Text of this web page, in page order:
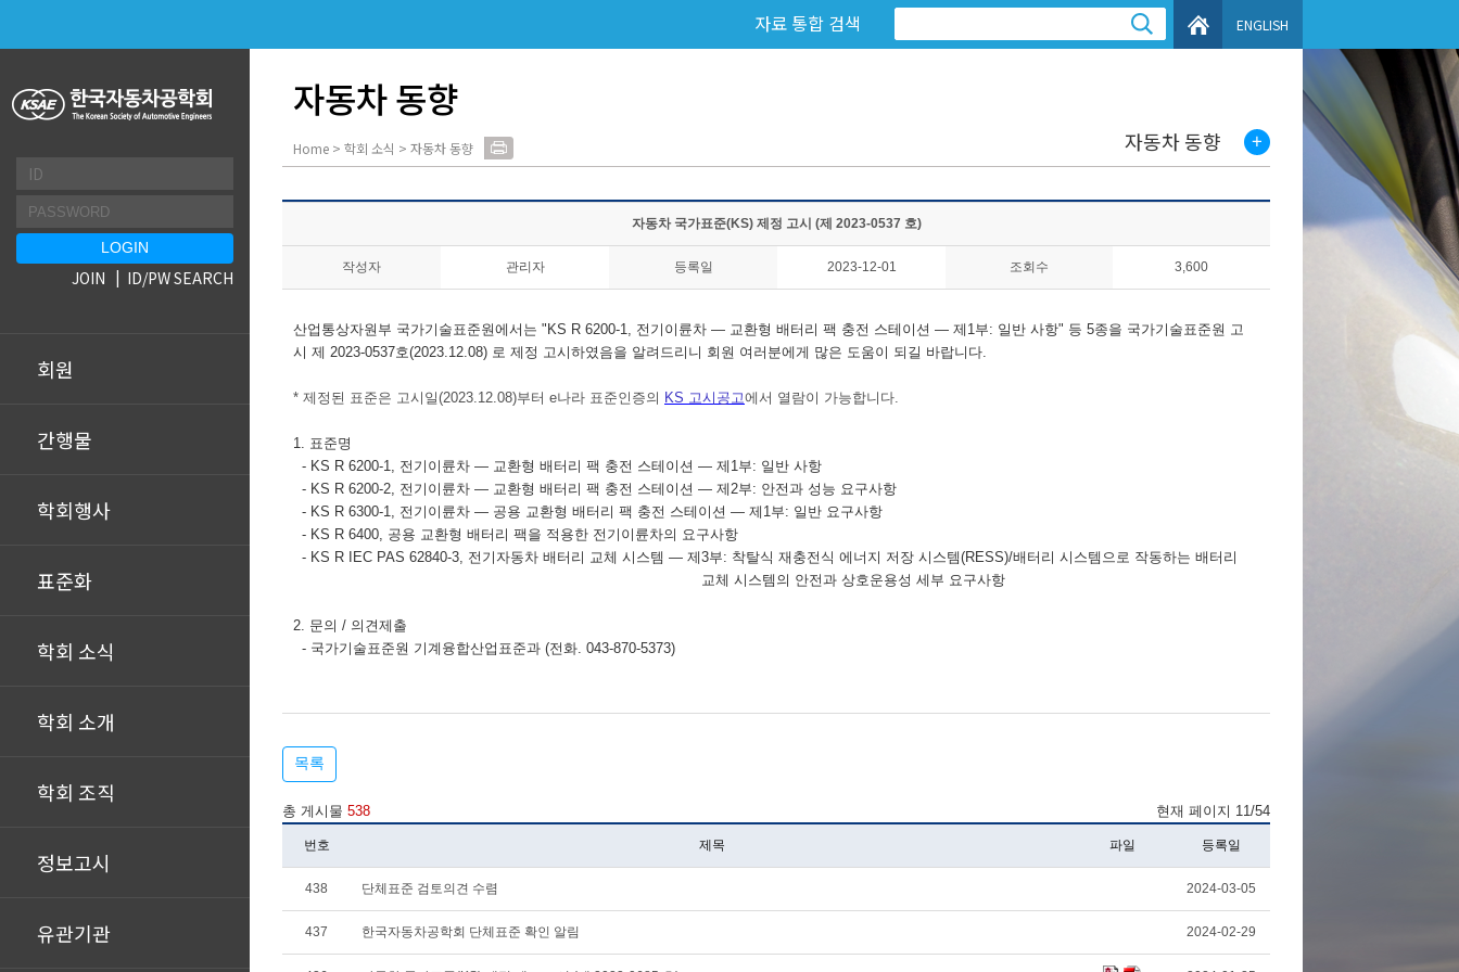
회원
간행물
학회행사
표준화
학회 소식
학회 소개
학회 조직
정보고시
유관기관
JOIN ID/PW SEARCH
자료 통합 검색 ENGLISH
자동차 동향
Home > 학회 소식 > 자동차 동향 자동차 동향
자동차 국가표준(KS) 제정 고시 (제 2023-0537 호)
작성자 관리자 등록일 2023-12-01 조회수 3,600
산업통상자원부 국가기술표준원에서는 " KS R 6200-1, 전기이륜차 ― 교환형 배터리 팩 충전 스테이션 ― 제1부: 일반 사항" 등 5종을 국가기술표준원 고
시 제 2023-0537호(2023.12.08) 로 제정 고시하였음을 알려드리니 회원 여러분에게 많은 도움이 되길 바랍니다.
* 제정된 표준은 고시일(2023.12.08)부터 e나라 표준인증의 KS 고시공고에서 열람이 가능합니다.
1. 표준명
- KS R 6200-1, 전기이륜차 ― 교환형 배터리 팩 충전 스테이션 ― 제1부: 일반 사항
- KS R 6200-2, 전기이륜차 ― 교환형 배터리 팩 충전 스테이션 ― 제2부: 안전과 성능 요구사항
- KS R 6300-1, 전기이륜차 ― 공용 교환형 배터리 팩 충전 스테이션 ― 제1부: 일반 요구사항
- KS R 6400, 공용 교환형 배터리 팩을 적용한 전기이륜차의 요구사항
- KS R IEC PAS 62840-3, 전기자동차 배터리 교체 시스템 ― 제3부: 착탈식 재충전식 에너지 저장 시스템(RESS)/배터리 시스템으로 작동하는 배터리
교체 시스템의 안전과 상호운용성 세부 요구사항
2. 문의 / 의견제출
- 국가기술표준원 기계융합산업표준과 (전화. 043-870-5373)
목록
총 게시물 538 현재 페이지 11/54
번호 제목 파일 등록일
438 단체표준 검토의견 수렴 2024-03-05
437 한국자동차공학회 단체표준 확인 알림 2024-02-29